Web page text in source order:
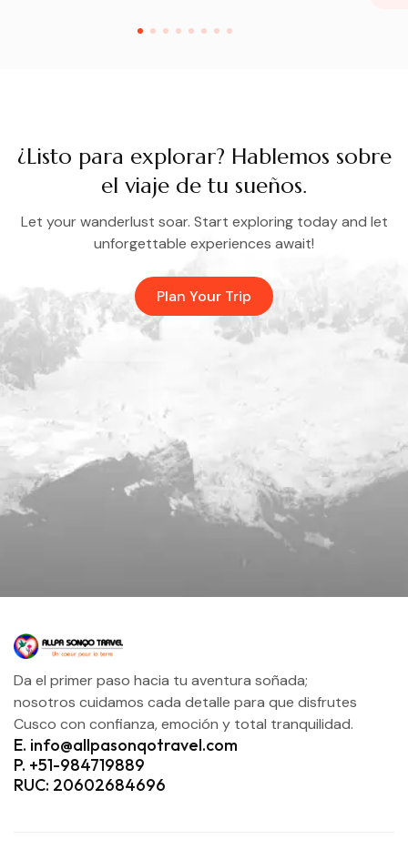
¿Listo para explorar? Hablemos sobre
el viaje de tu sueños.
Let your wanderlust soar. Start exploring today and let
unforgettable experiences await!
Plan Your Trip
Da el primer paso hacia tu aventura soñada;
nosotros cuidamos cada detalle para que disfrutes
Cusco con confianza, emoción y total tranquilidad.
E. info@allpasonqotravel.com
P. +51-984719889
RUC: 20602684696